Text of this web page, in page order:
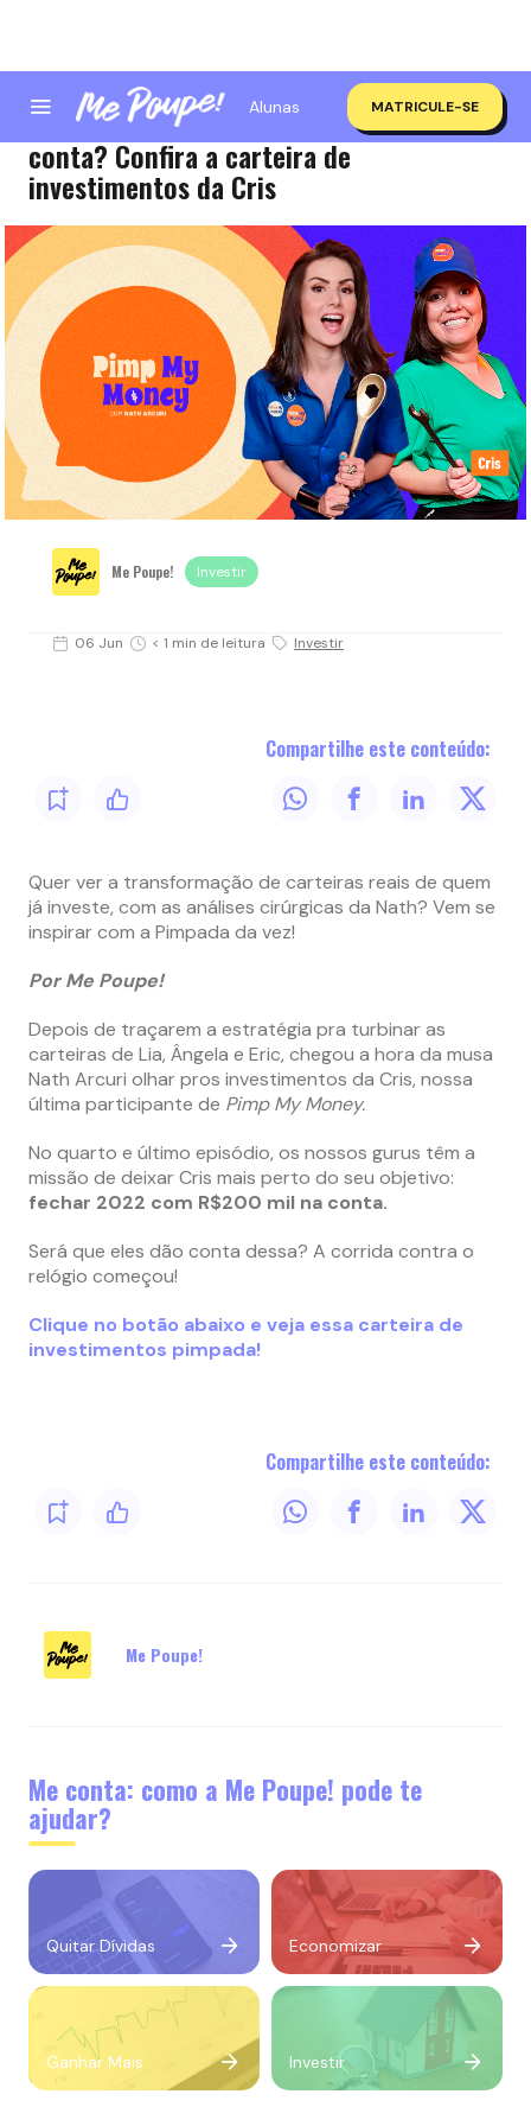
Alunas MATRICULE-SE
Quer fechar 2022 com R$200mil na
conta? Confira a carteira de
investimentos da Cris
Me Poupe! Investir
06 Jun < 1 min de leitura Investir
Compartilhe este conteúdo:
Quer ver a transformação de carteiras reais de quem
já investe, com as análises cirúrgicas da Nath? Vem se
inspirar com a Pimpada da vez!
Por Me Poupe!
Depois de traçarem a estratégia pra turbinar as
carteiras de Lia, Ângela e Eric, chegou a hora da musa
Nath Arcuri olhar pros investimentos da Cris, nossa
última participante de Pimp My Money.
No quarto e último episódio, os nossos gurus têm a
missão de deixar Cris mais perto do seu objetivo:
fechar 2022 com R$200 mil na conta.
Será que eles dão conta dessa? A corrida contra o
relógio começou!
Clique no botão abaixo e veja essa carteira de
investimentos pimpada!
Compartilhe este conteúdo:
Me Poupe!
Me conta: como a Me Poupe! pode te
ajudar?
Quitar Dívidas Economizar
Ganhar Mais Investir